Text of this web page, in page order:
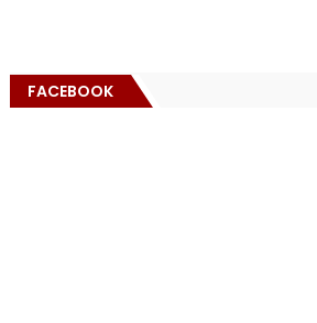
FACEBOOK